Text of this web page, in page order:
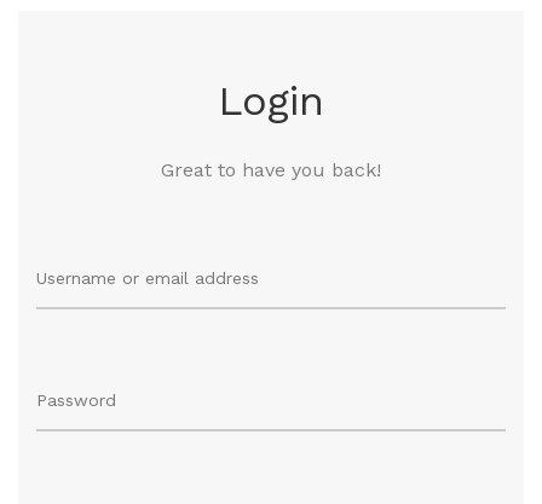
new
瑜伽
Login
Great to have you back!